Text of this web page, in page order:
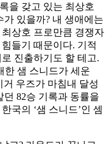
을 갖고 있는 최상호
있을까? 내 생애에는
상호 프로만큼 경쟁자
들기 때문이다. 기적
진출하기도 할 테고.
한 샘 스니드가 세운
거 우즈가 마침내 달성
82승 기록과 동률을
국의 ‘샘 스니드’인 셈